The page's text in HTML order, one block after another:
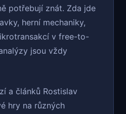
potřebují znát. Zda jde
herní mechaniky,
v free-to-
jsou vždy
a článků Rostislav
hry na různých